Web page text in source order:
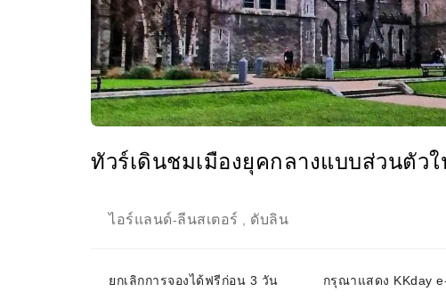
ทัวร์เดินชมเมืองยุคกลางแบบส่วนตัว
ไอร์แลนด์-ลีนสเตอร์ ดับลิน
ยกเลิกการจองได้ฟรีก่อน 3 วัน กรุณาแสดง KKday